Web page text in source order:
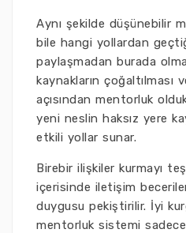
Aynı şekilde düşünebilir
bile hangi yollardan
paylaşmadan burada
kaynakların çoğaltılması
açısından mentorluk
yeni neslin haksız yere
etkili yollar sunar.
Birebir ilişkiler kurmayı
içerisinde iletişim
duygusu pekiştirilir. İyi
mentorluk sistemi